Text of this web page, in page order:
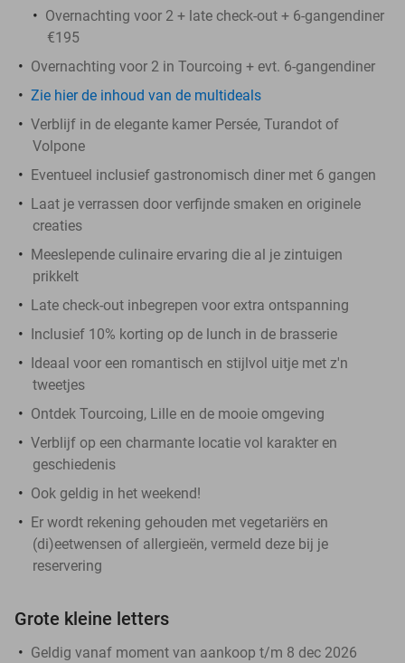
Overnachting voor 2 + late check-out + 6-gangendiner
€195
Overnachting voor 2 in Tourcoing + evt. 6-gangendiner
Zie hier de inhoud van de multideals
Verblijf in de elegante kamer Persée, Turandot of
Volpone
Eventueel inclusief gastronomisch diner met 6 gangen
Laat je verrassen door verfijnde smaken en originele
creaties
Meeslepende culinaire ervaring die al je zintuigen
prikkelt
Late check-out inbegrepen voor extra ontspanning
Inclusief 10% korting op de lunch in de brasserie
Ideaal voor een romantisch en stijlvol uitje met z'n
tweetjes
Ontdek Tourcoing, Lille en de mooie omgeving
Verblijf op een charmante locatie vol karakter en
geschiedenis
Ook geldig in het weekend!
Er wordt rekening gehouden met vegetariërs en
(di)eetwensen of allergieën, vermeld deze bij je
reservering
Grote kleine letters
Geldig vanaf moment van aankoop t/m 8 dec 2026